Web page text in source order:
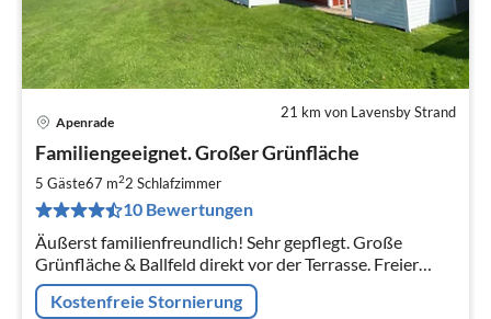
21 km von Lavensby Strand
Apenrade
Familiengeeignet. Großer Grünfläche
5 Gäste67 m22 Schlafzimmer
10 Bewertungen
Äußerst familienfreundlich! Sehr gepflegt. Große
Grünfläche & Ballfeld direkt vor der Terrasse. Freier
Blick auf den Sonnenuntergang. Strand und Natur in der
Nähe! Kostenloses WLAN.
Kostenfreie Stornierung